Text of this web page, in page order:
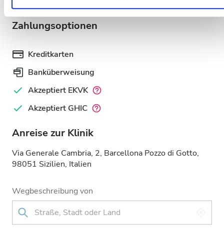
Nutzung der Dienste gesammelt haben.
Zahlungsoptionen
Kreditkarten
Banküberweisung
Akzeptiert EKVK
Akzeptiert GHIC
Anreise zur Klinik
Via Generale Cambria, 2, Barcellona Pozzo di Gotto,
98051 Sizilien, Italien
Wegbeschreibung von